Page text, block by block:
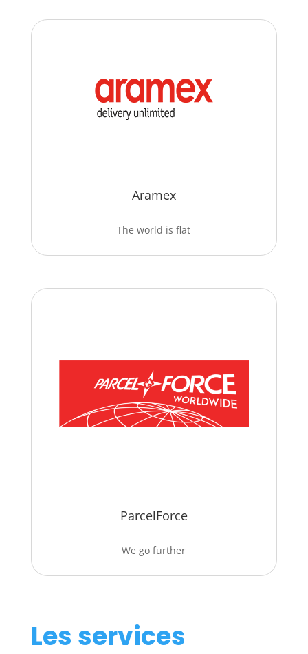
Aramex
The world is flat
ParcelForce
We go further
Les services